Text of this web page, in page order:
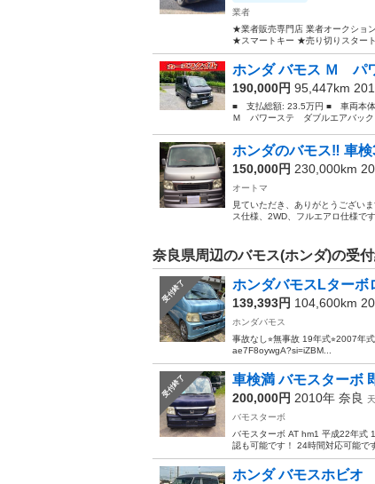
業者
★業者販売専門店 業者オークショ
★スマートキー ★売り切りスター
ホンダ バモス Ｍ パ
190,000円 95,447km
■ 支払総額: 23.5万円 ■ 車両本
Ｍ パワーステ ダブルエアバッ
ホンダのバモス‼️ 車
150,000円 230,000km
オートマ
見ていただき、ありがとうござい
ス仕様、2WD、フルエアロ仕様で
奈良県周辺のバモス(ホンダ)の受
受付終了 ホンダバモスLターボ
139,393円 104,600km
ホンダバモス
事故なし⭐︎無事故 19年式⭐︎2007
ae7F8oywgA?si=iZBM...
受付終了 車検満 バモスターボ
200,000円 2010年 奈良
バモスターボ
バモスターボ AT hm1 平成22年式
認も可能です！ 24時間対応可能で
ホンダ バモスホビオ